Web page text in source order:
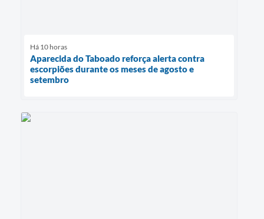
Há 10 horas
Aparecida do Taboado reforça alerta contra
escorpiões durante os meses de agosto e
setembro